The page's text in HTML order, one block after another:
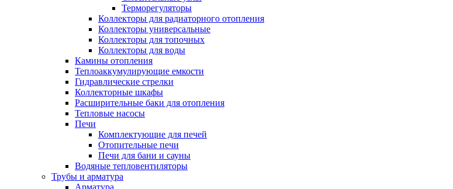
Терморегуляторы
Коллекторы для радиаторного отопления
Коллекторы универсальные
Коллекторы для топочных
Коллекторы для воды
Камины отопления
Теплоаккумулирующие емкости
Гидравлические стрелки
Коллекторные шкафы
Расширительные баки для отопления
Тепловые насосы
Печи
Комплектующие для печей
Отопительные печи
Печи для бани и сауны
Водяные тепловентиляторы
Трубы и арматура
Арматура